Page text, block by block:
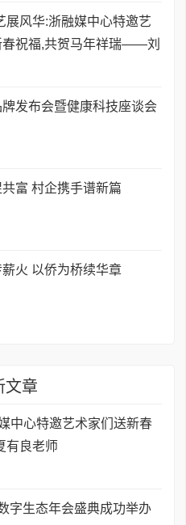
展风华:浙融媒中心特邀艺
春祝福,共贺马年祥瑞——刘
发布会暨健康科技座谈会
富 村企携手谱新篇
火 以侨为桥续华章
文章
中心特邀艺术家们送新春
良老师
字生态年会盛典成功举办